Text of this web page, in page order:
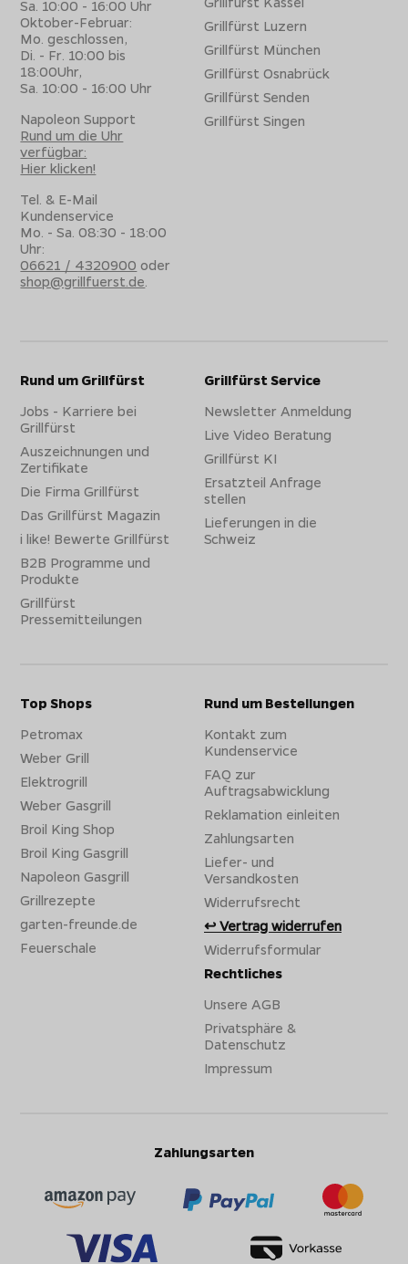
Sa. 10:00 - 16:00 Uhr
Oktober-Februar:
Mo. geschlossen,
Di. - Fr. 10:00 bis
18:00Uhr,
Sa. 10:00 - 16:00 Uhr
Napoleon Support
Rund um die Uhr
verfügbar:
Hier klicken!
Tel. & E-Mail
Kundenservice
Mo. - Sa. 08:30 - 18:00
Uhr:
06621 / 4320900 oder
shop@grillfuerst.de
Grillfürst Luzern
Grillfürst München
Grillfürst Osnabrück
Grillfürst Senden
Grillfürst Singen
Rund um Grillfürst
Jobs - Karriere bei
Grillfürst
Auszeichnungen und
Zertifikate
Die Firma Grillfürst
Das Grillfürst Magazin
i like! Bewerte Grillfürst
B2B Programme und
Produkte
Grillfürst
Pressemitteilungen
Grillfürst Service
Newsletter Anmeldung
Live Video Beratung
Grillfürst KI
Ersatzteil Anfrage
stellen
Lieferungen in die
Schweiz
Top Shops
Petromax
Weber Grill
Elektrogrill
Weber Gasgrill
Broil King Shop
Broil King Gasgrill
Napoleon Gasgrill
Grillrezepte
garten-freunde.de
Feuerschale
Rund um Bestellungen
Kontakt zum
Kundenservice
FAQ zur
Auftragsabwicklung
Reklamation einleiten
Zahlungsarten
Liefer- und
Versandkosten
Widerrufsrecht
Vertrag widerrufen
Widerrufsformular
Rechtliches
Unsere AGB
Privatsphäre &
Datenschutz
Impressum
Zahlungsarten